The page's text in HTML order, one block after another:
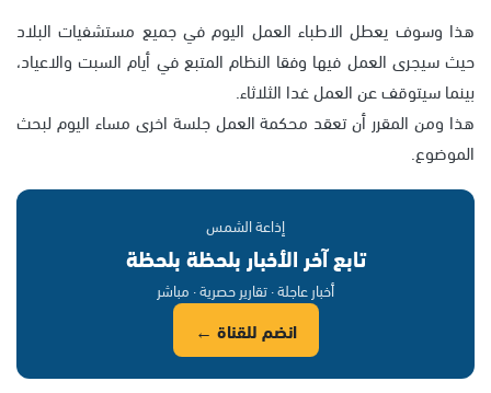
هذا وسوف يعطل الاطباء العمل اليوم في جميع مستشفيات البلاد
حيث سيجرى العمل فيها وفقا النظام المتبع في أيام السبت والاعياد،
بينما سيتوقف عن العمل غدا الثلاثاء.
هذا ومن المقرر أن تعقد محكمة العمل جلسة اخرى مساء اليوم لبحث
الموضوع.
إذاعة الشمس
تابع آخر الأخبار بلحظة بلحظة
أخبار عاجلة · تقارير حصرية · مباشر
انضم للقناة ←